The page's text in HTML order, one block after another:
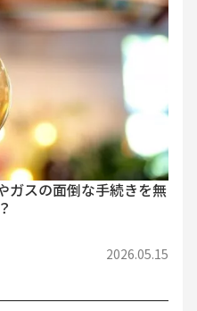
ガスの面倒な手続きを無
2026.05.15